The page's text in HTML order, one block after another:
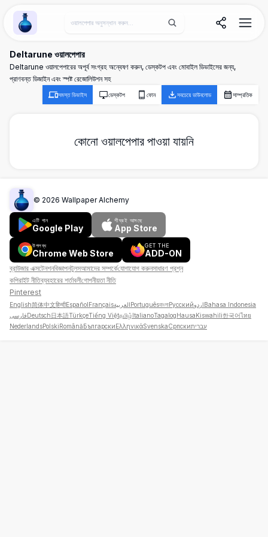
Wallpaper Alchemy
Deltarune ওয়ালপেপার
Deltarune ওয়ালপেপারের অপূর্ব সংগ্রহ অন্বেষণ করুন, ডেস্কটপ এবং মোবাইল ডিভাইসের জন্য,
প্রাণবন্ত ডিজাইন এবং স্পষ্ট রেজোলিউশন সহ
সমস্ত ডিভাইস ডেস্কটপ ফোন সবচেয়ে ডাউনলোড সাম্প্রতিক
কোনো ওয়ালপেপার পাওয়া যায়নি
© 2026 Wallpaper Alchemy
এটি পান
Google Play
শীঘ্রই আসছে
App Store
উপলব্ধ
Chrome Web Store
GET THE
ADD-ON
ব্রাউজার এক্সটেনশনবিজ্ঞাপনটুলসআমাদের সম্পর্কেযোগাযোগ করুনসাধারণ প্রশ্ন
কপিরাইট নীতিব্যবহারের শর্তাবলীগোপনীয়তা নীতি
Pinterest
English简体中文हिन्दीEspañolFrançaisالعربيةPortuguêsবাংলাРусскийاردوBahasa Indonesia
فارسیDeutsch日本語TürkçeTiếng Việtதமிழ்ItalianoTagalogHausaKiswahili한국어ไทย
NederlandsPolskiRomânăБългарскиΕλληνικάSvenskaСрпскиעברית